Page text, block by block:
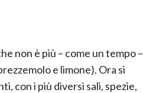
non è più – come un tempo –
e limone). Ora si
con i più diversi sali, spezie,